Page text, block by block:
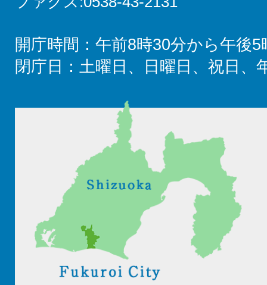
開庁時間：午前8時30分から午後5
閉庁日：土曜日、日曜日、祝日、